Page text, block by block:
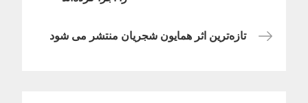
نوشته
تازه‌ترین اثر همایون شجریان منتشر می شود